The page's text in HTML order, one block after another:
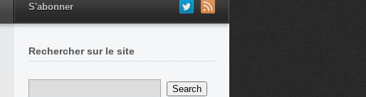
S'abonner
Rechercher sur le site